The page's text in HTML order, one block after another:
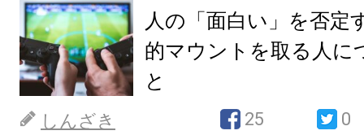
人の「面白い」を否定
的マウントを取る人に
と
しんざき 25 0